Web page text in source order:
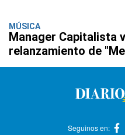
MÚSICA
Manager Capitalista
relanzamiento de
Seguinos en: